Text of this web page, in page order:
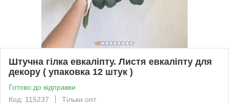
Штучна гілка евкаліпту. Листя евкаліпту для
декору ( упаковка 12 штук )
Готово до відправки
Код: 115237
Тільки опт